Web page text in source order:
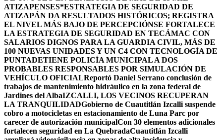
ATIZAPENSES*ESTRATEGIA DE SEGURIDAD DE
ATIZAPÁN DA RESULTADOS HISTÓRICOS; REGISTRA
EL NIVEL MÁS BAJO DE PERCEPCIÓNSE FORTALECE
LA ESTRATEGIA DE SEGURIDAD EN TECÁMAC CON
SALARIOS DIGNOS PARA LA GUARDIA CIVIL, MÁS DE
100 NUEVAS UNIDADES Y UN C4 CON TECNOLOGÍA DE
PUNTADETIENE POLICÍA MUNICIPAL A DOS
PROBABLES RESPONSABLES POR SIMULACIÓN DE
VEHÍCULO OFICIALReportó Daniel Serrano conclusión de
trabajos de mantenimiento hidráulico en la zona federal de
Jardines del AlbaIZCALLI, LOS VECINOS RECUPERAN
LA TRANQUILIDADGobierno de Cuautitlán Izcalli suspende
cobro a motocicletas en estacionamiento de Luna Parc por
carecer de autorización municipalCon 30 elementos adicionales
fortalecen seguridad en La QuebradaCuautitlán Izcalli